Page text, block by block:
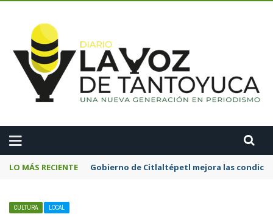
LO MÁS RECIENTE Gobierno de Citlaltépetl mejora las
CULTURA LOCAL